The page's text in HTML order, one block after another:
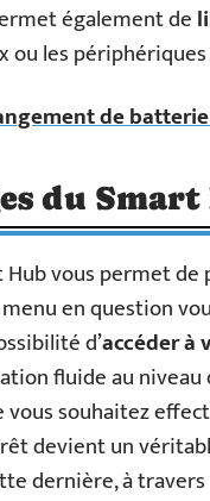
également de
ou les
de
du Smart
Hub vous permet
en question
d’accéder à
fluide au niveau
souhaitez
devient un
dernière, à